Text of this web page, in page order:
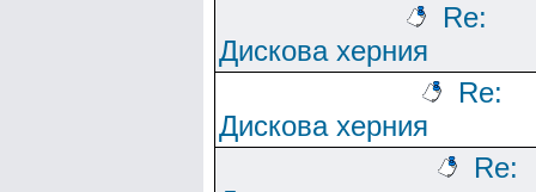
Re:
Дискова херния
Re:
Дискова херния
Re: